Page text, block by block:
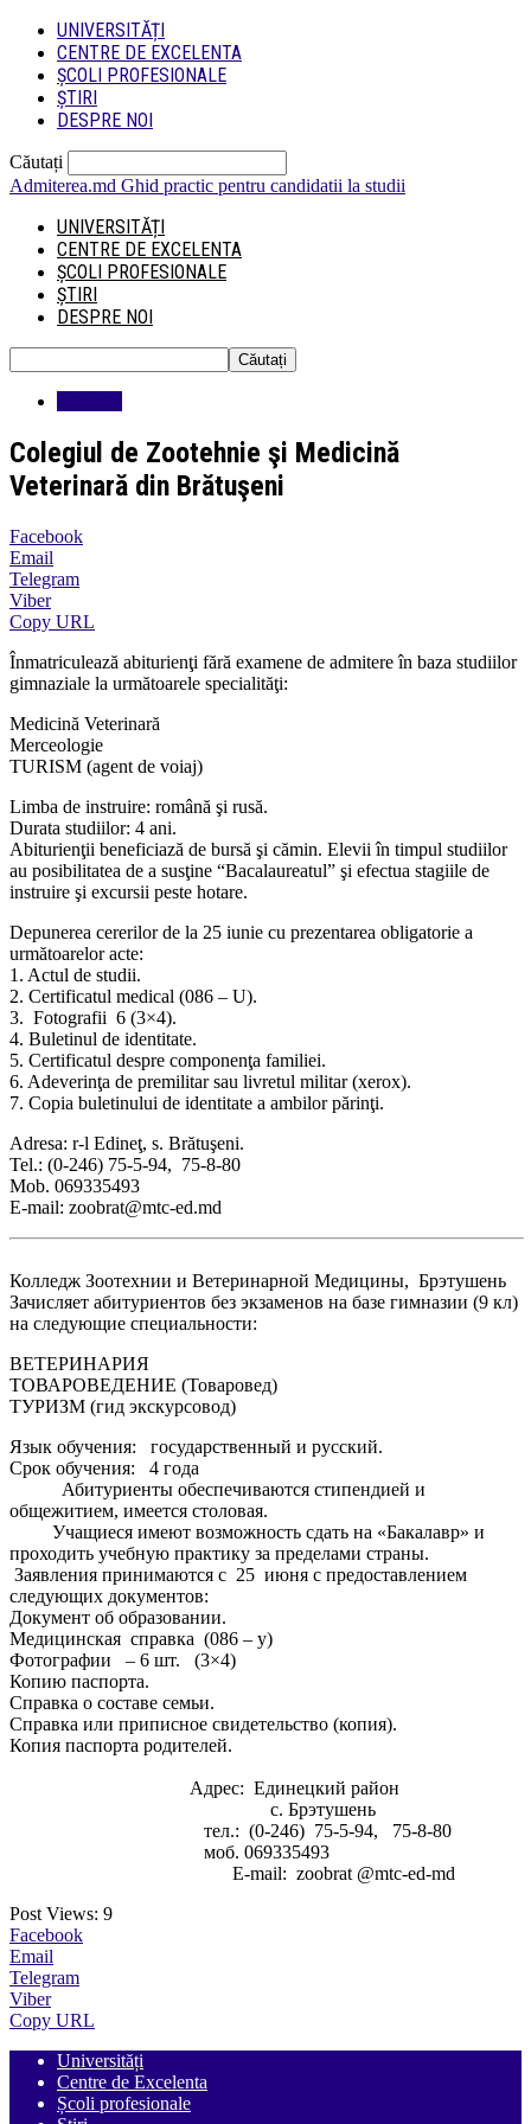
UNIVERSITĂȚI
CENTRE DE EXCELENTA
ȘCOLI PROFESIONALE
ȘTIRI
DESPRE NOI
Căutați
Admiterea.md Ghid practic pentru candidatii la studii
UNIVERSITĂȚI
CENTRE DE EXCELENTA
ȘCOLI PROFESIONALE
ȘTIRI
DESPRE NOI
Colegiul de Zootehnie şi Medicină
Veterinară din Brătuşeni
Facebook
Email
Telegram
Viber
Copy URL
Înmatriculează abiturienţi fără examene de admitere în baza studiilor
gimnaziale la următoarele specialităţi:
Medicină Veterinară
Merceologie
TURISM (agent de voiaj)
Limba de instruire: română şi rusă.
Durata studiilor: 4 ani.
Abiturienţii beneficiază de bursă şi cămin. Elevii în timpul studiilor
au posibilitatea de a susţine “Bacalaureatul” şi efectua stagiile de
instruire şi excursii peste hotare.
Depunerea cererilor de la 25 iunie cu prezentarea obligatorie a
următoarelor acte:
1. Actul de studii.
2. Certificatul medical (086 – U).
3. Fotografii 6 (3×4).
4. Buletinul de identitate.
5. Certificatul despre componenţa familiei.
6. Adeverinţa de premilitar sau livretul militar (xerox).
7. Copia buletinului de identitate a ambilor părinţi.
Adresa: r-l Edineţ, s. Brătuşeni.
Tel.: (0-246) 75-5-94, 75-8-80
Mob. 069335493
E-mail: zoobrat@mtc-ed.md
Колледж Зоотехнии и Ветеринарной Медицины, Брэтушень
Зачисляет абитуриентов без экзаменов на базе гимназии (9 кл)
на следующие специальности:
ВЕТЕРИНАРИЯ
ТОВАРОВЕДЕНИЕ (Товаровед)
ТУРИЗМ (гид экскурсовод)
Язык обучения: государственный и русский.
Срок обучения: 4 года
Абитуриенты обеспечиваются стипендией и
общежитием, имеется столовая.
Учащиеся имеют возможность сдать на «Бакалавр» и
проходить учебную практику за пределами страны.
Заявления принимаются с 25 июня с предоставлением
следующих документов:
Документ об образовании.
Медицинская справка (086 – у)
Фотографии – 6 шт. (3×4)
Копию паспорта.
Справка о составе семьи.
Справка или приписное свидетельство (копия).
Копия паспорта родителей.
Адрес: Единецкий район
с. Брэтушень
тел.: (0-246) 75-5-94, 75-8-80
моб. 069335493
Е-mail: zoobrat @mtc-ed-md
Post Views: 9
Facebook
Email
Telegram
Viber
Copy URL
Universități
Centre de Excelenta
Școli profesionale